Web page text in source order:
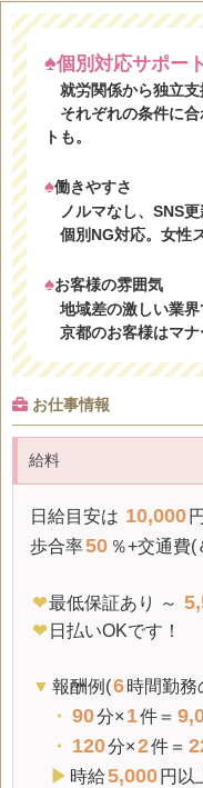
♠個別対応サポート
就労関係から独立支
それぞれの条件に合
トも。
♠働きやすさ
ノルマなし、SNS更
個別NG対応。女性
♠お客様の雰囲気
地域差の激しい業界
京都のお客様はマナ
お仕事情報
給料
日給目安は 10,000
歩合率50 ％+交通費(
❤最低保証あり ～
❤ 日払いOKです！
▼ 報酬例(6時間勤務
・ 90分× 1件＝
・
120分×2件＝
▶ 時給5,000 円以